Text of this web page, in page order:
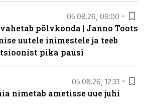
05.08.26, 09:00
põlvkonda | Janno Toots
uutele inimestele ja teeb
pika pausi
05.08.26, 12:31
nimetab ametisse uue juhi